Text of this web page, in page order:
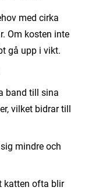
med cirka
Om kosten inte
gå upp i vikt.
band till sina
vilket bidrar till
mindre och
katten ofta blir